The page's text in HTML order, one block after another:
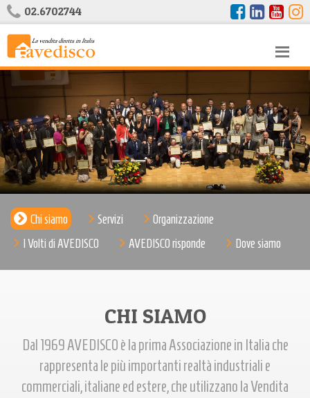
02.6702744
Chi siamo Servizi
Organizzazione
I Volti di AVEDISCO
AVEDISCO risponde Dove siamo
CHI SIAMO
Dal 1969 AVEDISCO è la prima Associazione in Italia che
rappresenta le più importanti realtà industriali e
commerciali, italiane ed estere, che utilizzano la Vendita